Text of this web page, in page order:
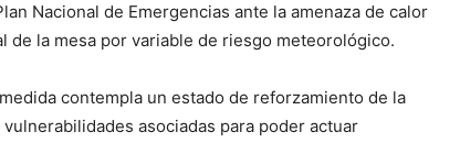
Nacional de Emergencias ante la amenaza de calor
la mesa por variable de riesgo meteorológico.
contempla un estado de reforzamiento de la
asociadas para poder actuar